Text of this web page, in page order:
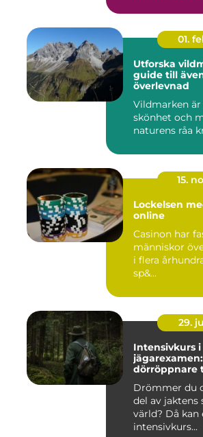
01.
Utforska
guide till
överlevnad
Vildmarken är
skönhet och
naturens råa
15.
Lockelsen
online
Casinon har
människor
i flera
sp&...
29.
Intensivkurs i
dörröppnare
Drömmer du
del av jaktens
värld? Då kan
intensivkurs...